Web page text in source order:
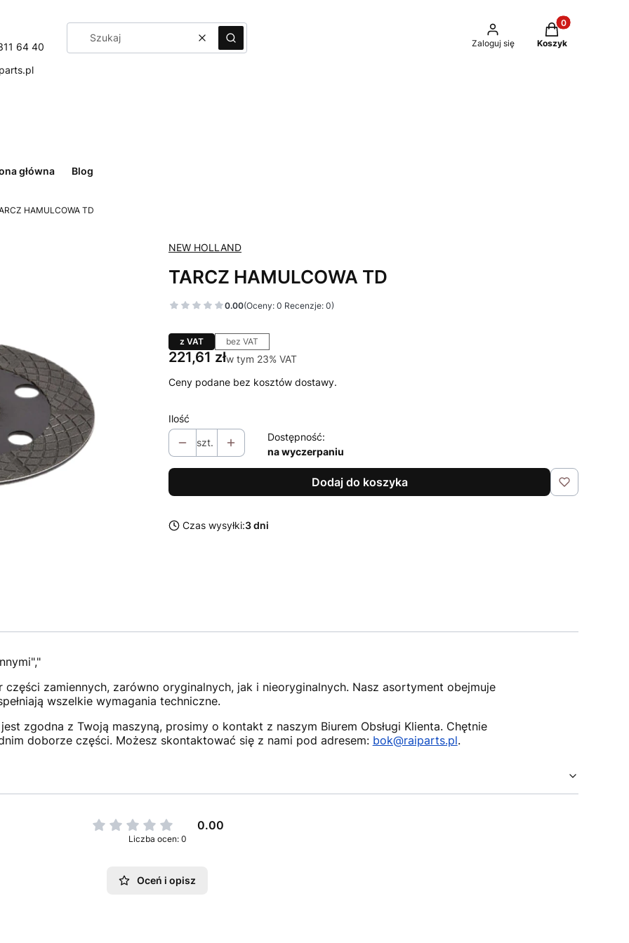
64 40
WyczyśćSzukaj Zaloguj się
Produkty w
Koszyk
główna Blog
HAMULCOWA TD
NEW HOLLAND
TARCZ HAMULCOWA TD
0.00(Oceny: 0 Recenzje: 0)
z VAT bez VAT
Cena
221,61 złw tym 23% VAT
w tym 23% VAT
Ceny podane bez kosztów dostawy.
Ilość
szt.
Dostępność:
na wyczerpaniu
Dodaj do koszyka
Czas wysyłki:3 dni
zamiennych, zarówno oryginalnych, jak i nieoryginalnych. Nasz asortyment obejmuje
wszelkie wymagania techniczne.
zgodna z Twoją maszyną, prosimy o kontakt z naszym Biurem Obsługi Klienta. Chętnie
doborze części. Możesz skontaktować się z nami pod adresem: bok@raiparts.pl.
0.00
Liczba ocen: 0
Oceń i opisz